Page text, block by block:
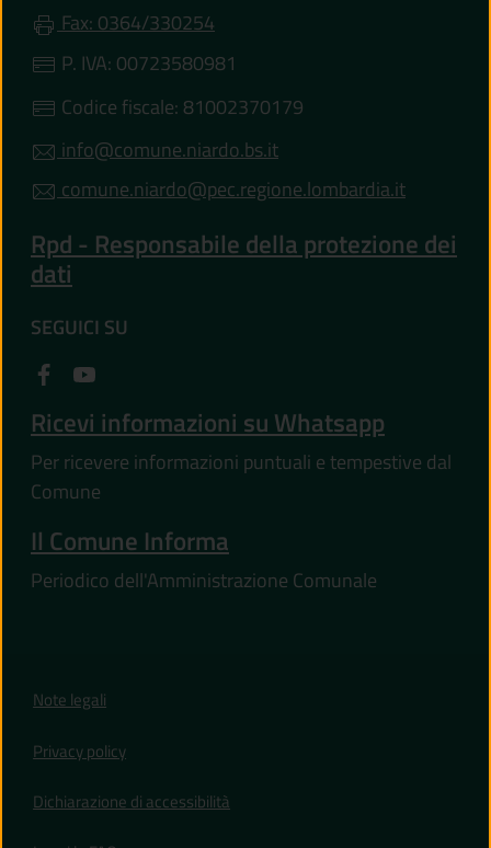
Fax: 0364/330254
P. IVA: 00723580981
Codice fiscale: 81002370179
info@comune.niardo.bs.it
comune.niardo@pec.regione.lombardia.it
Rpd - Responsabile della protezione dei
dati
SEGUICI SU
Ricevi informazioni su Whatsapp
Per ricevere informazioni puntuali e tempestive dal
Comune
Il Comune Informa
Periodico dell'Amministrazione Comunale
Note legali
Privacy policy
Dichiarazione di accessibilità